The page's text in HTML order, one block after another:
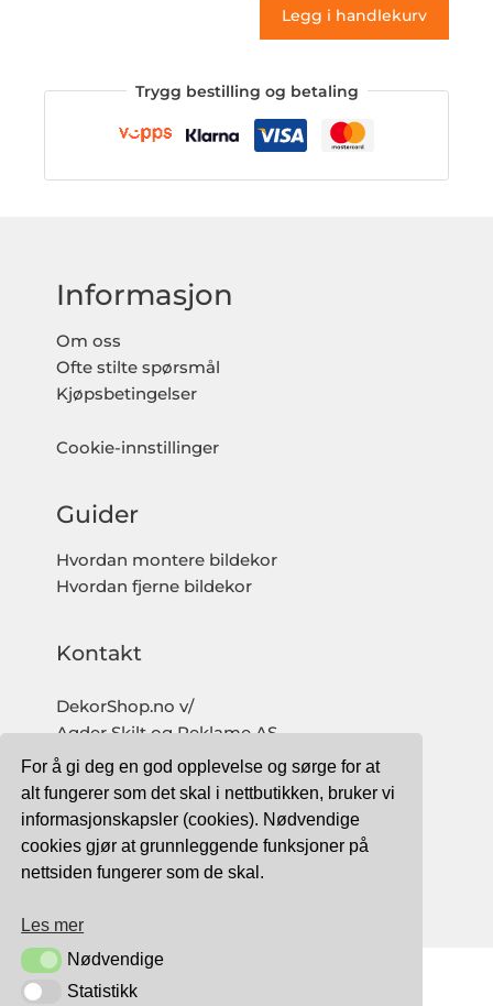
For å gi deg en god opplevelse og sørge for at
alt fungerer som det skal i nettbutikken, bruker vi
informasjonskapsler (cookies). Nødvendige
cookies gjør at grunnleggende funksjoner på
nettsiden fungerer som de skal.
Les mer
NødvendigeNødvendige
StatistikkStatistikk
Legg i handlekurv
Trygg bestilling og betaling
Informasjon
Om oss
Ofte stilte spørsmål
Kjøpsbetingelser
Cookie-innstillinger
Guider
Hvordan montere bildekor
Hvordan fjerne bildekor
Kontakt
DekorShop.no v/
Agder Skilt og Reklame AS
Org. nr: 997 633 016 MVA
salg@dekorshop.no
Tlf: 959 32 123
09.00 - 16.00
TRYGG BETALING MED: